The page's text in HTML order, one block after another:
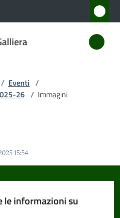
/ Eventi /
26 / Immagini
15:54
le informazioni su